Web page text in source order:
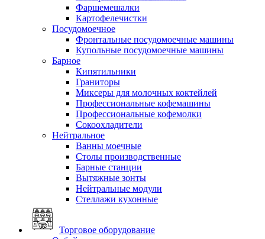
Фаршемешалки
Картофелечистки
Посудомоечное
Фронтальные посудомоечные машины
Купольные посудомоечные машины
Барное
Кипятильники
Граниторы
Миксеры для молочных коктейлей
Профессиональные кофемашины
Профессиональные кофемолки
Сокоохладители
Нейтральное
Ванны моечные
Столы производственные
Барные станции
Вытяжные зонты
Нейтральные модули
Стеллажи кухонные
Торговое оборудование